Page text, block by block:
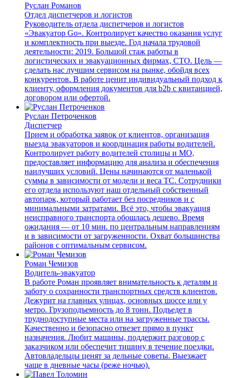
Руслан Романов
Отдел диспетчеров и логистов
Руководитель отдела диспетчеров и логистов
«Эвакуатор Go». Контролирует качество оказания услуг
и комплектность при выезде. Год начала трудовой
деятельности: 2019. Большой стаж работы в
логистических и эвакуационных фирмах, СТО. Цель —
сделать нас лучшим сервисом на рынке, обойдя всех
конкурентов. В работе ценит индивидуальный подход к
клиенту, оформления документов для b2b с квитанцией,
договором или офертой.
Руслан Петроченков
Диспетчер
Прием и обработка заявок от клиентов, организация
выезда эвакуаторов и координация работы водителей.
Контролирует работу водителей столицы и МО,
предоставляет информацию для анализа и обеспечения
наилучших условий. Цены начинаются от маленькой
суммы в зависимости от модели и веса ТС. Сотрудники
его отдела используют наш отдельный собственный
автопарк, который работает без посредников и с
минимальными затратами. Всё это, чтобы эвакуация
неисправного транспорта обошлась дешево. Время
ожидания — от 10 мин. по центральным направлениям
и в зависимости от загруженности. Охват большинства
районов с оптимальным сервисом.
Роман Чемизов
Водитель-эвакуатор
В работе Роман проявляет внимательность к деталям и
заботу о сохранности транспортных средств клиентов.
Дежурит на главных улицах, основных шоссе или у
метро. Грузоподъемность до 8 тонн. Подъедет в
труднодоступные места или на загруженные трассы.
Качественно и безопасно отвезет прямо в пункт
назначения. Любит машины, поддержит разговор с
заказчиком или обеспечит тишину в течение поездки.
Автовладельцы ценят за дельные советы. Выезжает
чаще в дневные часы (реже ночью).